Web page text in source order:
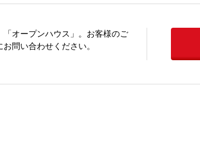
「オープンハウス」。お客様のご
問い合わせください。